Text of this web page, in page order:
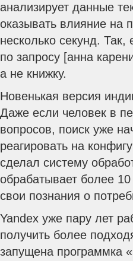
анализирует данные
оказывать влияние на
несколько секунд. Так,
по запросу [анна
а не книжку.
Новенькая версия
Даже если человек в
вопросов, поиск уже
реагировать на
сделал систему
обрабатывает более
свои познания о
Yandex уже пару лет
получить более
запущена программка